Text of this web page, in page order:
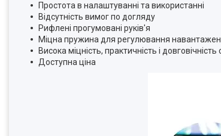
Простота в налаштуванні та використанні
Відсутність вимог по догляду
Рифлені прогумовані руків'я
Міцна пружина для регулювання
Висока міцність, практичність і
Доступна ціна